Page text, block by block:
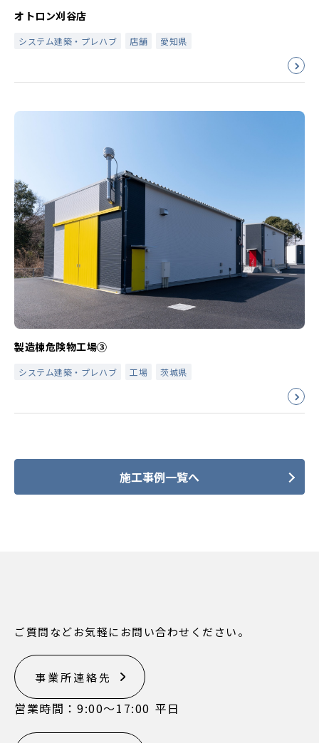
オトロン刈谷店
システム建築・プレハブ 店舗 愛知県
製造棟危険物工場③
システム建築・プレハブ 工場 茨城県
施工事例一覧へ
ご質問などお気軽にお問い合わせください。
事業所連絡先
営業時間：9:00〜17:00 平日